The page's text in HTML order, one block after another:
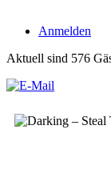
Anmelden
Aktuell sind 576